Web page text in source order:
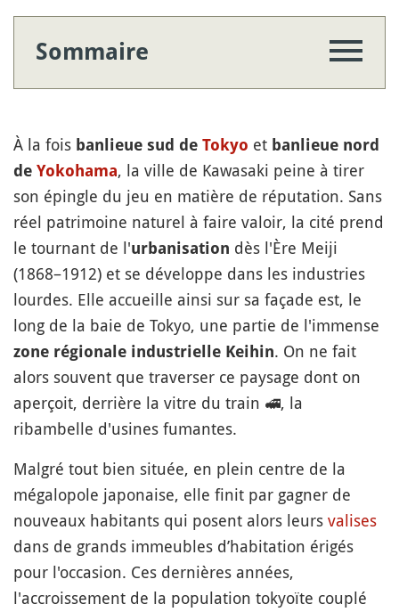
Sommaire
À la fois banlieue sud de Tokyo et banlieue nord
de Yokohama, la ville de Kawasaki peine à tirer
son épingle du jeu en matière de réputation. Sans
réel patrimoine naturel à faire valoir, la cité prend
le tournant de l'urbanisation dès l'Ère Meiji
(1868–1912) et se développe dans les industries
lourdes. Elle accueille ainsi sur sa façade est, le
long de la baie de Tokyo, une partie de l'immense
zone régionale industrielle Keihin. On ne fait
alors souvent que traverser ce paysage dont on
aperçoit, derrière la vitre du train 🚅, la
ribambelle d'usines fumantes.
Malgré tout bien située, en plein centre de la
mégalopole japonaise, elle finit par gagner de
nouveaux habitants qui posent alors leurs valises
dans de grands immeubles d’habitation érigés
pour l'occasion. Ces dernières années,
l'accroissement de la population tokyoïte couplé